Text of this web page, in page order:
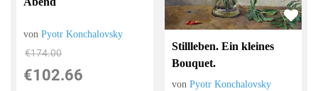
vonPyotr Konchalovsky
€174.00
€102.66
Stillleben. Ein kleines
Bouquet.
vonPyotr Konchalovsky